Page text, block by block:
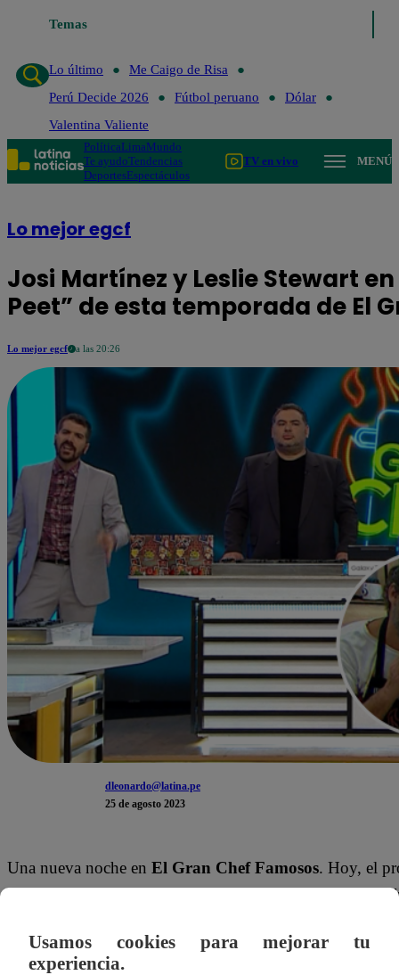
Temas
Lo último
Me Caigo de Risa
Perú Decide 2026
Fútbol peruano
Dólar
Valentina Valiente
PolíticaLimaMundo
Te ayudoTendencias
DeportesEspectáculos
TV en vivo MENÚ
Lo mejor egcf
Josi Martínez y Leslie Stewart
Peet” de esta temporada de El
Lo mejor egcf a las 20:26
dleonardo@latina.pe
25 de agosto 2023
Una nueva noche en El Gran Chef Famosos. Hoy, el
famosos sentenciados.
Leslie Stewart, Josi Martínez,
jurado para evitar la Noche de Eliminación.
Usamos cookies para mejorar tu
experiencia.